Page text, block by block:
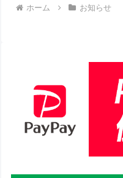
ホーム お知らせ